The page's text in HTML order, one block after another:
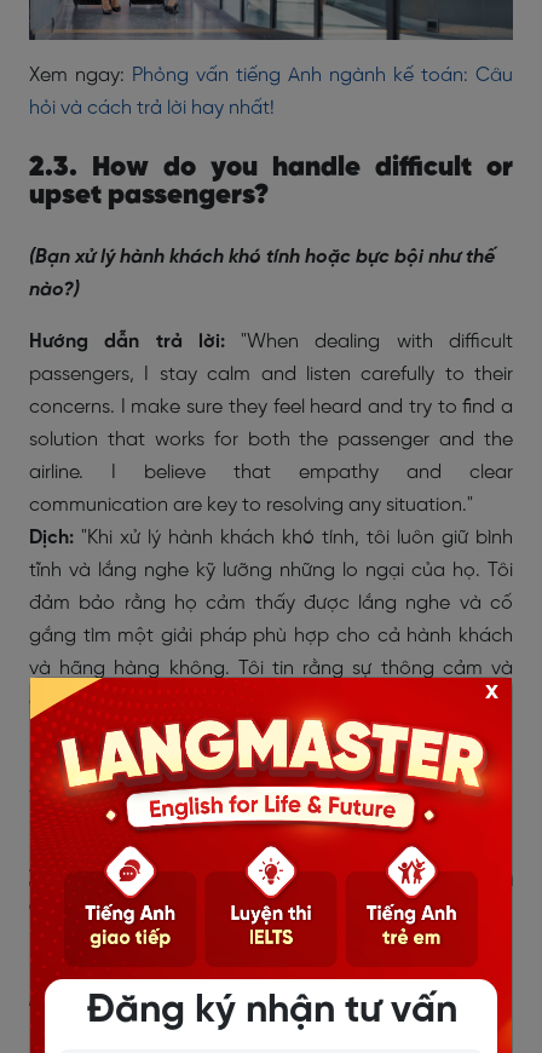
Xem ngay: Phỏng vấn tiếng Anh ngành kế toán: Câu
hỏi và cách trả lời hay nhất!
2.3. How do you handle difficult or
upset passengers?
(Bạn xử lý hành khách khó tính hoặc bực bội như thế
nào?)
Hướng dẫn trả lời: "When dealing with difficult
passengers, I stay calm and listen carefully to their
concerns. I make sure they feel heard and try to find a
solution that works for both the passenger and the
airline. I believe that empathy and clear
communication are key to resolving any situation."
Dịch: "Khi xử lý hành khách khó tính, tôi luôn giữ bình
tĩnh và lắng nghe kỹ lưỡng những lo ngại của họ. Tôi
đảm bảo rằng họ cảm thấy được lắng nghe và cố
gắng tìm một giải pháp phù hợp cho cả hành khách
và hãng hàng không. Tôi tin rằng sự thông cảm và
giao tiếp rõ ràng là chìa khóa để giải quyết bất kỳ tình
huống nào."
Xem ngay:100+ Tình huống giao tiếp tiếng Anh công
sở thông dụng nhất cho người đi làm
2.4. How would you handle an
emergency situation during a flight?
(Bạn sẽ xử lý tình huống khẩn cấp trong chuyến bay
như thế nào?)
Đăng ký nhận tư vấn
x